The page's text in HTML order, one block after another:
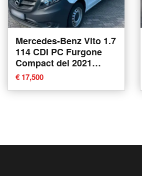
Mercedes-Benz Vito 1.7
114 CDI PC Furgone
Compact del 2021
usata
€ 17,500